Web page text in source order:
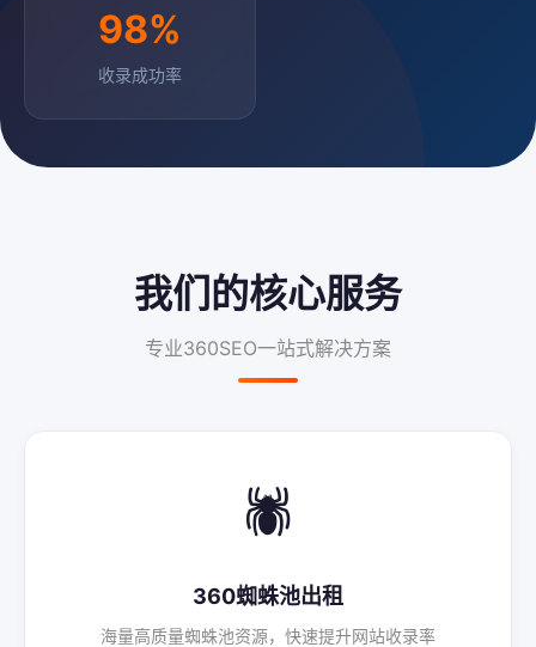
98%
收录成功率
我们的核心服务
专业360SEO一站式解决方案
🕷️
360蜘蛛池出租
海量高质量蜘蛛池资源，快速提升网站收录率